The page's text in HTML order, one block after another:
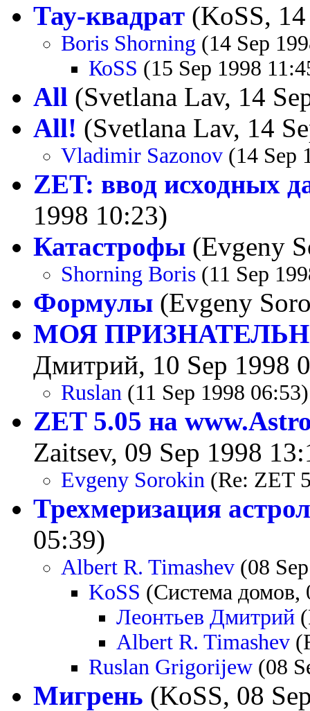
Тау-квадрат (KoSS,
Boris Shorning (14 Sep
КоSS (15 Sep 1998
All (Svetlana Lav, 14
All! (Svetlana Lav, 14
Vladimir Sazonov (14 Sep
ZET: ввод исходных
1998 10:23)
Катастрофы (Evgeny
Shorning Boris (11 Sep
Формулы (Evgeny
МОЯ
Дмитрий, 10 Sep 1998
Ruslan (11 Sep 1998 06:53)
ZET 5.05 на
Zaitsev, 09 Sep 1998
Evgeny Sorokin (Re: ZET
Трехмеризация
05:39)
Albert R. Timashev (08
KoSS (Система домов,
Леонтьев Дмитрий
Albert R. Timashev
Ruslan Grigorijew (08
Мигрень (KoSS, 08